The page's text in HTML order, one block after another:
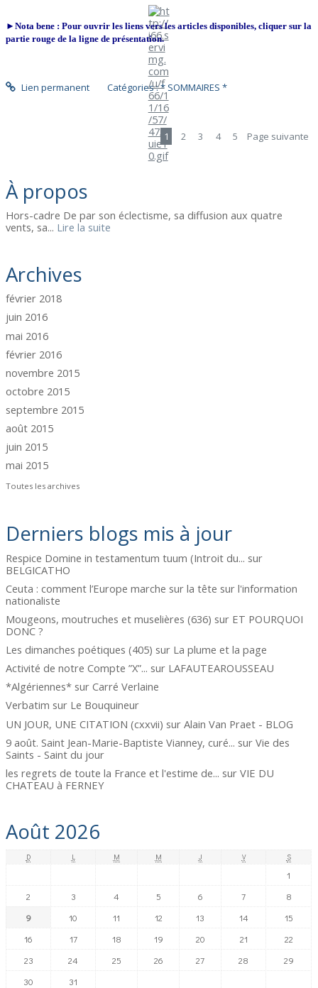
À propos
Hors-cadre De par son éclectisme, sa diffusion aux quatre
vents, sa... Lire la suite
Archives
février 2018
juin 2016
mai 2016
février 2016
novembre 2015
octobre 2015
septembre 2015
août 2015
juin 2015
mai 2015
Toutes les archives
Derniers blogs mis à jour
Respice Domine in testamentum tuum (Introit du... sur
BELGICATHO
Ceuta : comment l’Europe marche sur la tête surl'information
nationaliste
Mougeons, moutruches et muselières (636) sur ET POURQUOI
DONC ?
Les dimanches poétiques (405) sur La plume et la page
Activité de notre Compte ”X”... sur LAFAUTEAROUSSEAU
*Algériennes* surCarré Verlaine
Verbatim sur Le Bouquineur
UN JOUR, UNE CITATION (cxxvii) surAlain Van Praet - BLOG
9 août. Saint Jean-Marie-Baptiste Vianney, curé... surVie des
Saints - Saint du jour
les regrets de toute la France et l'estime de... surVIE DU
CHATEAU à FERNEY
Août 2026
D L M M J V S
1
2
3 4 5 6 7
8
9
10 11 12 13 14
15
16
17 18 19 20 21
22
23
24 25 26 27 28
29
30
31
►Nota bene : Pour ouvrir les liens vers les articles disponibles, cliquer sur la
partie rouge de la ligne de présentation.
Lien permanent Catégories :* SOMMAIRES *
1 2 3 4 5 Page suivante